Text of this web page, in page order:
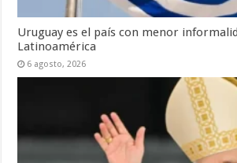
Uruguay es el país con menor
Latinoamérica
6 agosto, 2026